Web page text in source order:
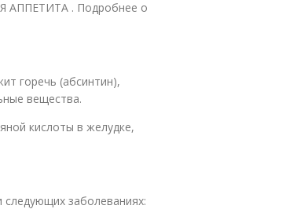
АППЕТИТА . Подробнее о
горечь (абсинтин),
вещества.
кислоты в желудке,
заболеваниях: